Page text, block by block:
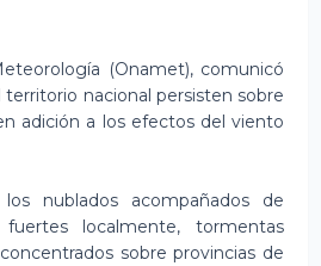
(Onamet), comunicó
nacional persisten sobre
adición a los efectos del viento
nublados acompañados de
localmente, tormentas
sobre provincias de